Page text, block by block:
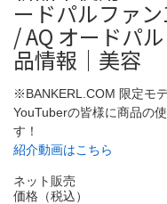
ードパルファ
/ AQ オードパ
品情報｜美容
※BANKERL.COM 限定モ
YouTuberの皆様に商品の
す！
紹介動画はこちら
ネット販売
価格（税込）